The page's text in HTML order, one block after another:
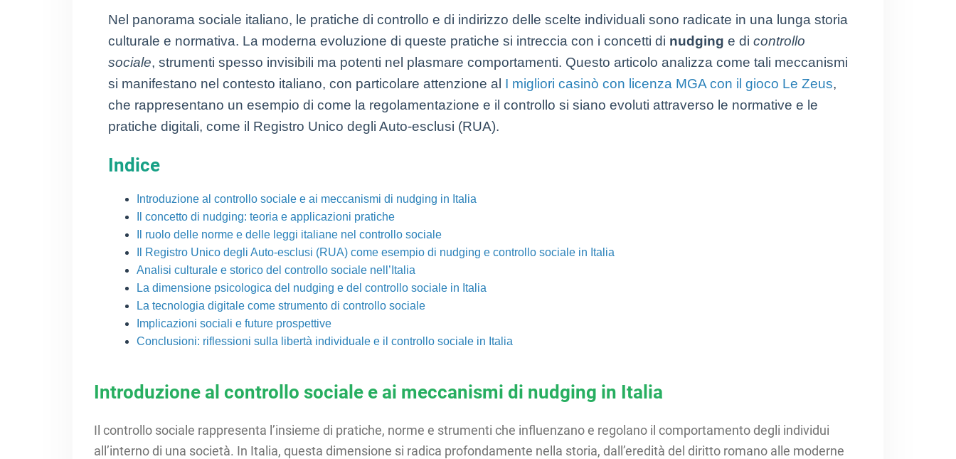
Nel panorama sociale italiano, le pratiche di controllo e di indirizzo delle scelte individuali sono radicate in una lunga storia
culturale e normativa. La moderna evoluzione di queste pratiche si intreccia con i concetti di nudging e di controllo
sociale, strumenti spesso invisibili ma potenti nel plasmare comportamenti. Questo articolo analizza come tali meccanismi
si manifestano nel contesto italiano, con particolare attenzione al I migliori casinò con licenza MGA con il gioco Le Zeus,
che rappresentano un esempio di come la regolamentazione e il controllo si siano evoluti attraverso le normative e le
pratiche digitali, come il Registro Unico degli Auto-esclusi (RUA).
Indice
Introduzione al controllo sociale e ai meccanismi di nudging in Italia
Il concetto di nudging: teoria e applicazioni pratiche
Il ruolo delle norme e delle leggi italiane nel controllo sociale
Il Registro Unico degli Auto-esclusi (RUA) come esempio di nudging e controllo sociale in Italia
Analisi culturale e storico del controllo sociale nell’Italia
La dimensione psicologica del nudging e del controllo sociale in Italia
La tecnologia digitale come strumento di controllo sociale
Implicazioni sociali e future prospettive
Conclusioni: riflessioni sulla libertà individuale e il controllo sociale in Italia
Introduzione al controllo sociale e ai meccanismi di nudging in Italia
Il controllo sociale rappresenta l’insieme di pratiche, norme e strumenti che influenzano e regolano il comportamento degli individui
all’interno di una società. In Italia, questa dimensione si radica profondamente nella storia, dall’eredità del diritto romano alle moderne